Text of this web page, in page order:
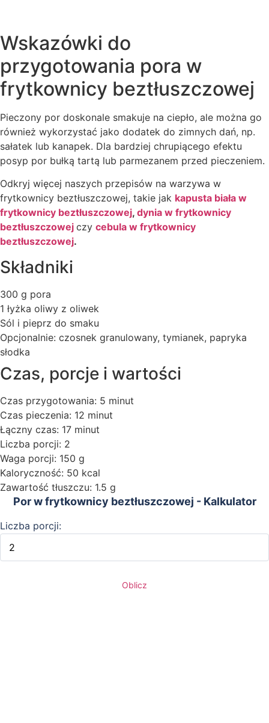
Wskazówki do
przygotowania pora w
frytkownicy beztłuszczowej
Pieczony por doskonale smakuje na ciepło, ale można go
również wykorzystać jako dodatek do zimnych dań, np.
sałatek lub kanapek. Dla bardziej chrupiącego efektu
posyp por bułką tartą lub parmezanem przed pieczeniem.
Odkryj więcej naszych przepisów na warzywa w
frytkownicy beztłuszczowej, takie jak kapusta biała w
frytkownicy beztłuszczowej, dynia w frytkownicy
beztłuszczowej czy cebula w frytkownicy
beztłuszczowej.
Składniki
300 g pora
1 łyżka oliwy z oliwek
Sól i pieprz do smaku
Opcjonalnie: czosnek granulowany, tymianek, papryka
słodka
Czas, porcje i wartości
Czas przygotowania: 5 minut
Czas pieczenia: 12 minut
Łączny czas: 17 minut
Liczba porcji: 2
Waga porcji: 150 g
Kaloryczność: 50 kcal
Zawartość tłuszczu: 1.5 g
Por w frytkownicy beztłuszczowej - Kalkulator
Liczba porcji:
Oblicz